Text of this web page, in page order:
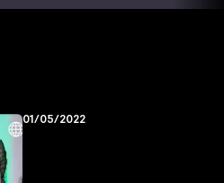
01/05/2022